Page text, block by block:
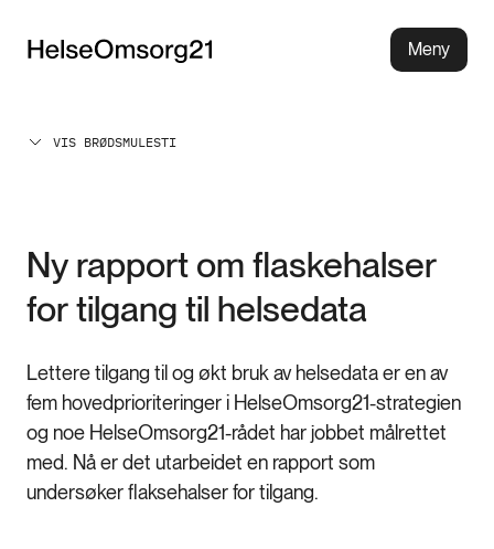
Meny
VIS BRØDSMULESTI
Ny rapport om flaskehalser
for tilgang til helsedata
Lettere tilgang til og økt bruk av helsedata er en av
fem hovedprioriteringer i HelseOmsorg21-strategien
og noe HelseOmsorg21-rådet har jobbet målrettet
med. Nå er det utarbeidet en rapport som
undersøker flaksehalser for tilgang.